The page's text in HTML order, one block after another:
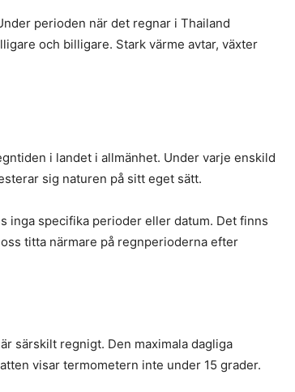
perioden när det regnar i Thailand
och billigare. Stark värme avtar, växter
i landet i allmänhet. Under varje enskild
sig naturen på sitt eget sätt.
inga specifika perioder eller datum. Det finns
titta närmare på regnperioderna efter
särskilt regnigt. Den maximala dagliga
visar termometern inte under 15 grader.